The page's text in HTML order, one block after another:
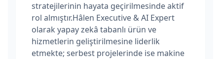
stratejilerinin hayata geçirilmesinde aktif
rol almıştır.Hâlen Executive & AI Expert
olarak yapay zekâ tabanlı ürün ve
hizmetlerin geliştirilmesine liderlik
etmekte; serbest projelerinde ise makine